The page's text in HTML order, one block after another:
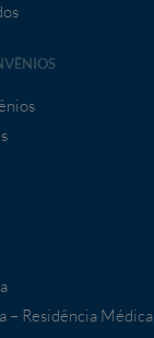
– Residência Médica